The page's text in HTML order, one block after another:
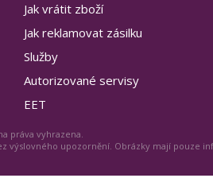
Jak vrátit zboží
Jak reklamovat zásilku
Služby
Autorizované servisy
EET
práva vyhrazena.
výslovného upozornění. Obrázky mají pouze